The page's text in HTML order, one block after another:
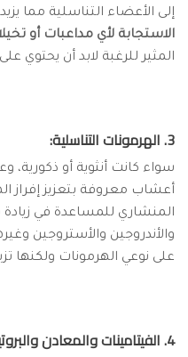
إلى الأعضاء التناسلية مما
الاستجابة لأي مداعبات أو
المثير للرغبة لابد أن يحتوي
3. الهرمونات التناسلية:
سواء كانت أنثوية أو ذكورية،
أعشاب معروفة بتعزيز إفراز
المنشاري للمساعدة في
والأندروجين والأستروجين
على نوعي الهرمونات ولكنها
4. الفيتامينات والمعادن والبروتينات: